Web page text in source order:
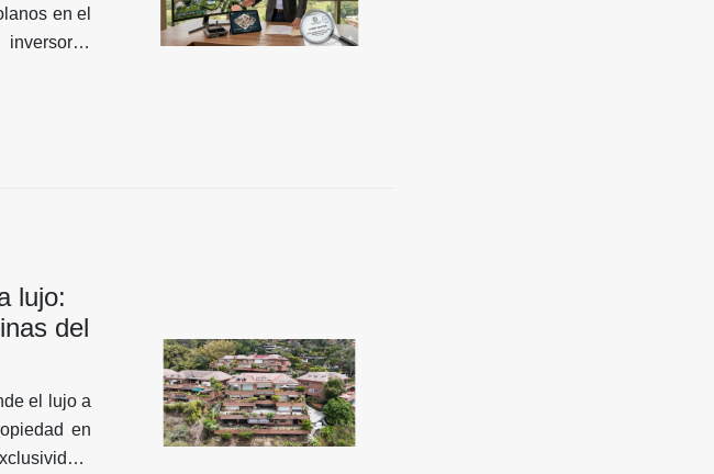
en el
refugio
la
invertir
lujo:
del
el lujo a
en